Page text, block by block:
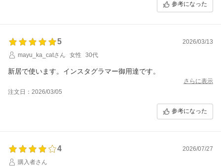
参考になった
5
2026/03/13
mayu_ka_catさん
女性 30代
新居で使います。インスタグラマー御用達です。
さらに表示
注文日：2026/03/05
参考になった
4
2026/07/27
購入者さん